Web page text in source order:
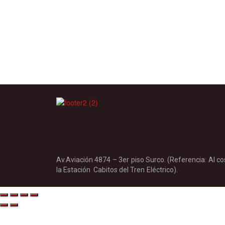
Av.Aviación 4874 – 3er piso Surco. (Referencia: Al
la Estación Cabitos del